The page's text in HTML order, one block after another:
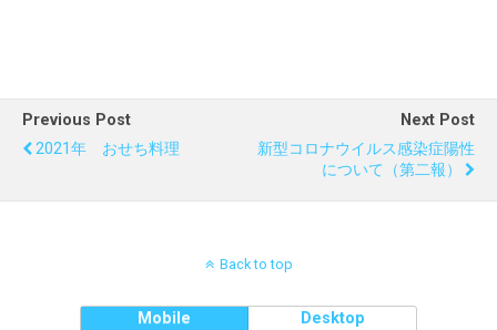
Previous Post
2021年 おせち料理
Next Post
新型コロナウイルス感染症陽性
について（第二報）
Back to top
Mobile Desktop